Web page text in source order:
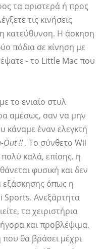
τα αριστερά ή προς
τις κινήσεις
κατεύθυνση. Η άσκηση
πόδια σε κίνηση με
- το Little Mac που
το ενιαίο στυλ
αμέσως, σαν να μην
κάναμε έναν ελεγκτή
Out !!. Το σύνθετο Wii
καλά, επίσης. η
φυσική και δεν
εξάσκησης όπως η
Sports. Ανεξάρτητα
τα χειριστήρια
και προβλέψιμα.
που θα βράσει μέχρι